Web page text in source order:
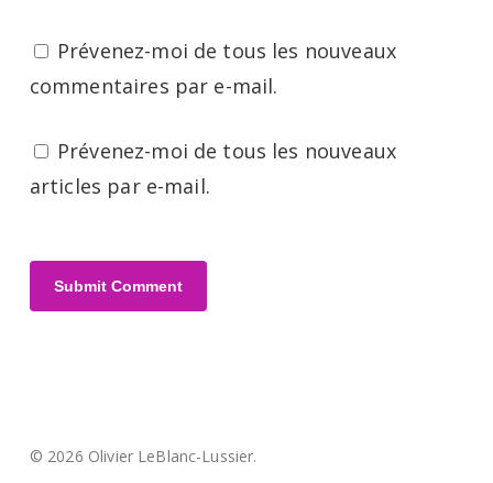
Prévenez-moi de tous les nouveaux
commentaires par e-mail.
Prévenez-moi de tous les nouveaux
articles par e-mail.
© 2026 Olivier LeBlanc-Lussier.